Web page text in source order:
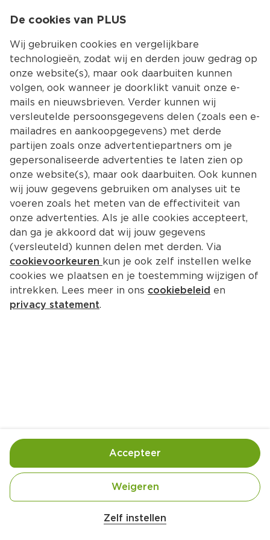
Kies jouw
Terug Producten
PLUS Puur van smaak gekookte
Gelderse BLK
Handige informatie over dit product
Beter Leven 1 Ster
De cookies van PLUS
Wij gebruiken cookies en vergelijkbare
technologieën, zodat wij en derden jouw gedrag op
onze website(s), maar ook daarbuiten kunnen
volgen, ook wanneer je doorklikt vanuit onze e-
mails en nieuwsbrieven. Verder kunnen wij
versleutelde persoonsgegevens delen (zoals een e-
mailadres en aankoopgegevens) met derde
partijen zoals onze advertentiepartners om je
gepersonaliseerde advertenties te laten zien op
onze website(s), maar ook daarbuiten. Ook kunnen
wij jouw gegevens gebruiken om analyses uit te
voeren zoals het meten van de effectiviteit van
onze advertenties. Als je alle cookies accepteert,
dan ga je akkoord dat wij jouw gegevens
(versleuteld) kunnen delen met derden. Via
cookievoorkeuren kun je ook zelf instellen welke
cookies we plaatsen en je toestemming wijzigen of
intrekken. Lees meer in ons cookiebeleid en
privacy statement.
Zelf instellen
Weigeren
Accepteer